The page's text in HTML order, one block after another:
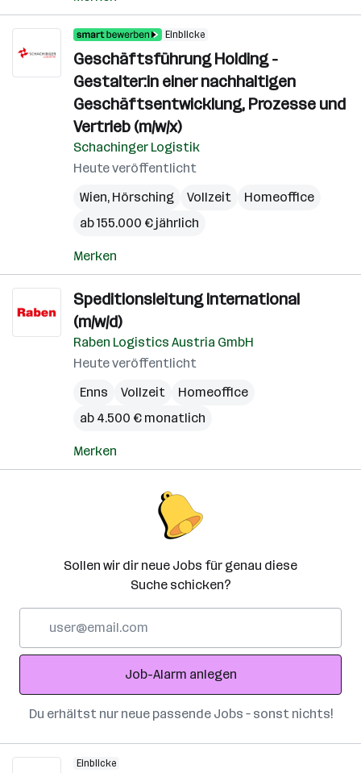
Einblicke
Geschäftsführung Holding -
Gestalter:in einer nachhaltigen
Geschäftsentwicklung, Prozesse und
Vertrieb (m/w/x)
Schachinger Logistik
Heute veröffentlicht
Wien, Hörsching Vollzeit
Homeoffice
ab 155.000 € jährlich
Merken
Speditionsleitung International
(m/w/d)
Raben Logistics Austria GmbH
Heute veröffentlicht
Enns
Vollzeit
Homeoffice
ab 4.500 € monatlich
Merken
Sollen wir dir neue Jobs für genau diese
Suche schicken?
Adresse
Job-Alarm anlegen
Du erhältst nur neue passende Jobs – sonst nichts!
Einblicke